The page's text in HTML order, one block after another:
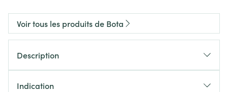
Voir tous les produits de Bota
Description
Indication